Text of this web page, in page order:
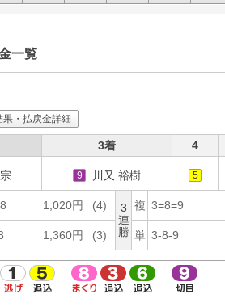
一覧
果・払戻金詳細
3着 4
9 川又 裕樹 5
1,020円 (4)
3
連
勝
複 3=8=9
1,360円 (3) 単 3-8-9